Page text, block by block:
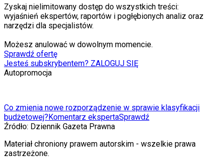
Zyskaj nielimitowany dostęp do wszystkich treści:
wyjaśnień ekspertów, raportów i pogłębionych analiz oraz
narzędzi dla specjalistów.
Możesz anulować w dowolnym momencie.
Sprawdź ofertę
Jesteś subskrybentem? ZALOGUJ SIĘ
Autopromocja
Co zmienia nowe rozporządzenie w sprawie klasyfikacji
budżetowej?Komentarz ekspertaSprawdź
Źródło: Dziennik Gazeta Prawna
Materiał chroniony prawem autorskim - wszelkie prawa
zastrzeżone.